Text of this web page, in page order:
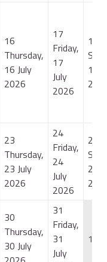
16
Thursday,
16 July
2026
17
Friday,
17
July
2026
18
18
23
Thursday,
23 July
2026
24
Friday,
24
July
2026
25
25
30
Thursday,
30 July
31
Friday,
31
July
1